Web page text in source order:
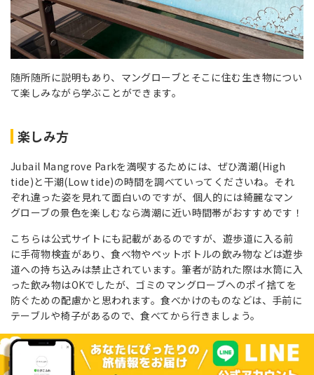
随所随所に説明もあり、マングローブとそこに住む生き物につい
て楽しみながら学ぶことができます。
楽しみ方
Jubail Mangrove Parkを満喫するためには、ぜひ満潮(High
tide)と干潮(Low tide)の時間を調べていってくださいね。それ
ぞれ違った姿を見れて面白いのですが、個人的には綺麗なマン
グローブの景色を楽しむなら満潮に近い時間帯がおすすめです！
こちらは公式サイトにも記載があるのですが、遊歩道に入る前
に手荷物検査があり、食べ物やペットボトルの飲み物などは遊歩
道への持ち込みは禁止されています。筆者が訪れた際は水筒に入
った飲み物はOKでしたが、ゴミのマングローブへのポイ捨てを
防ぐための配慮かと思われます。食べかけのものなどは、手前に
テーブルや椅子があるので、食べてから行きましょう。